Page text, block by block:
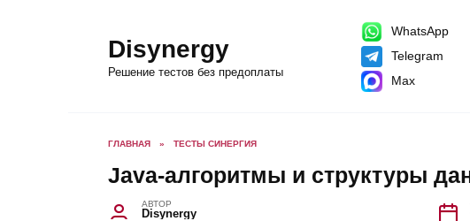
Disynergy
Решение тестов без предоплаты
WhatsApp
Telegram
Max
ГЛАВНАЯ » ТЕСТЫ СИНЕРГИЯ
Java-алгоритмы и структуры
АВТОР
Disynergy